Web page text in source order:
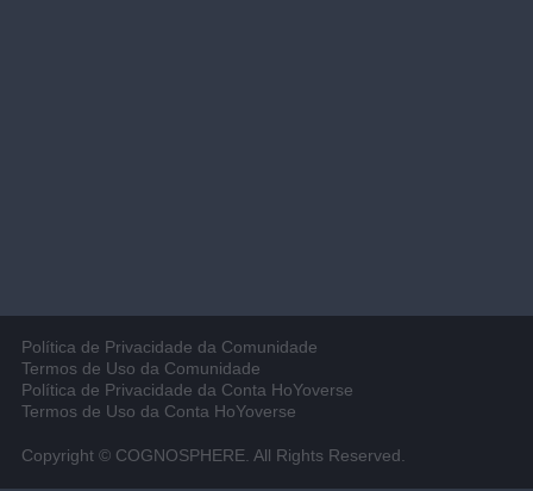
Política de Privacidade da Comunidade
Termos de Uso da Comunidade
Política de Privacidade da Conta HoYoverse
Termos de Uso da Conta HoYoverse
Copyright © COGNOSPHERE. All Rights Reserved.